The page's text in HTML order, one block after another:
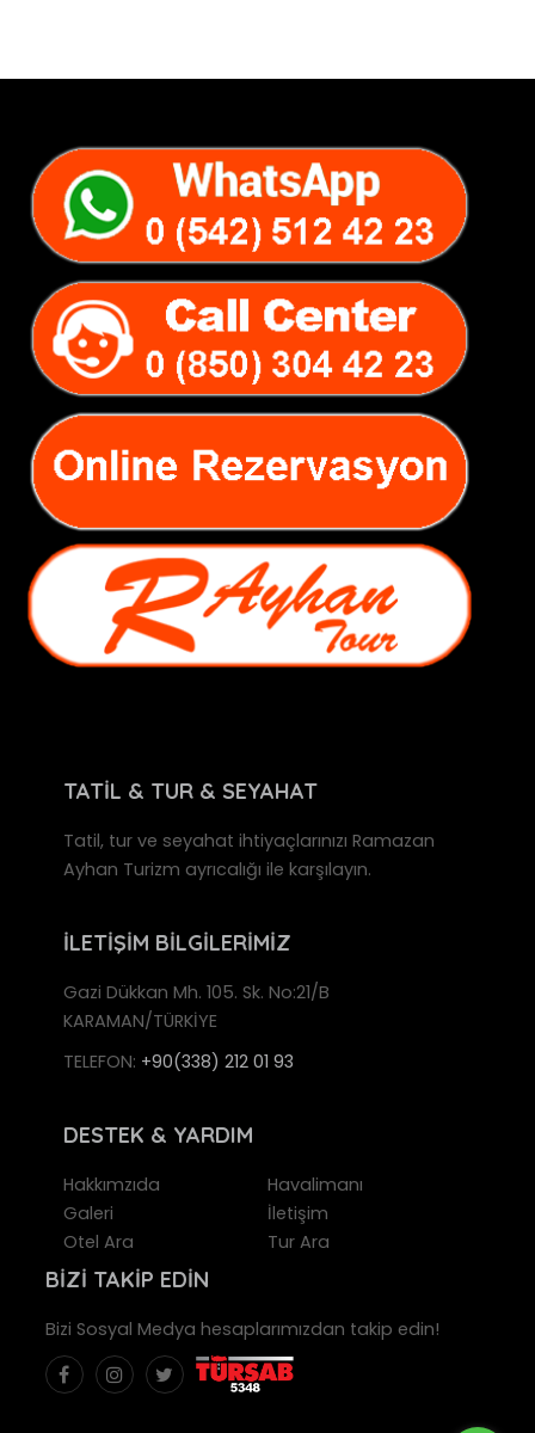
TATİL & TUR & SEYAHAT
Tatil, tur ve seyahat ihtiyaçlarınızı Ramazan
Ayhan Turizm ayrıcalığı ile karşılayın.
İLETİŞİM BİLGİLERİMİZ
Gazi Dükkan Mh. 105. Sk. No:21/B
KARAMAN/TÜRKİYE
TELEFON: +90(338) 212 01 93
DESTEK & YARDIM
Hakkımzıda
Havalimanı
Galeri
İletişim
Otel Ara
Tur Ara
BİZİ TAKİP EDİN
Bizi Sosyal Medya hesaplarımızdan takip edin!